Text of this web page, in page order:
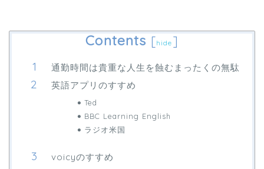
Contents [hide ]
通勤時間は貴重な人生を蝕むまったくの無駄
英語アプリのすすめ
Ted
BBC Learning English
ラジオ米国
voicyのすすめ